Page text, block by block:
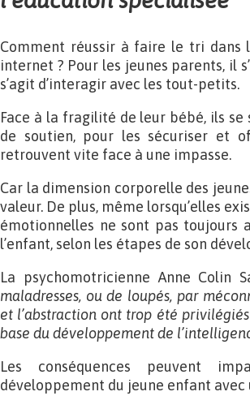
Comment réussir à faire le tri dans
internet ? Pour les jeunes parents, il
s’agit d’interagir avec les tout-petits.
Face à la fragilité de leur bébé, ils
de soutien, pour les sécuriser et
retrouvent vite face à une impasse.
Car la dimension corporelle des
valeur. De plus, même lorsqu’elles
émotionnelles ne sont pas toujours
l’enfant, selon les étapes de son
La psychomotricienne Anne Colin
maladresses, ou de loupés, par
et l’abstraction ont trop été
base du développement de
Les conséquences peuvent
développement du jeune enfant